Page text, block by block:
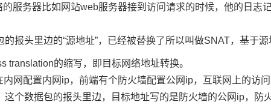
服务器比如网站web服务器接到访问请求的时候，他的日志
报头里边的“源地址”，已经被替换了所以叫做SNAT，基于源
translation的缩写，即目标网络地址转换。
网配置内网ip，前端有个防火墙配置公网ip，互联网上的访
这个数据包的报头里边，目标地址写的是防火墙的公网ip，防